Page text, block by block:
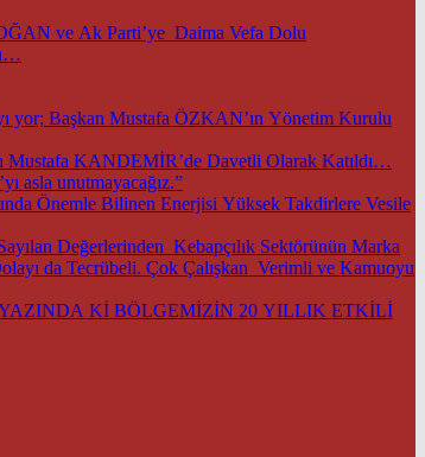
ve Ak Parti’ye Daima Vefa Dolu
yor; Başkan Mustafa ÖZKAN’ın Yönetim Kurulu
Öncülüğünde Başkentimizde Düzenlenen Bu Önemli Ekonomik Gelişmelerle İlgili Önemli Toplantıya Adana’dan Mustafa KANDEMİR’de Davetli Olarak Katıldı…
asla unutmayacağız.”
Önemle Bilinen Enerjisi Yüksek Takdirlere Vesile
Değerlerinden Kebapçılık Sektörünün Marka
da Tecrübeli. Çok Çalışkan Verimli ve Kamuoyu
Kİ BÖLGEMİZİN 20 YILLIK ETKİLİ